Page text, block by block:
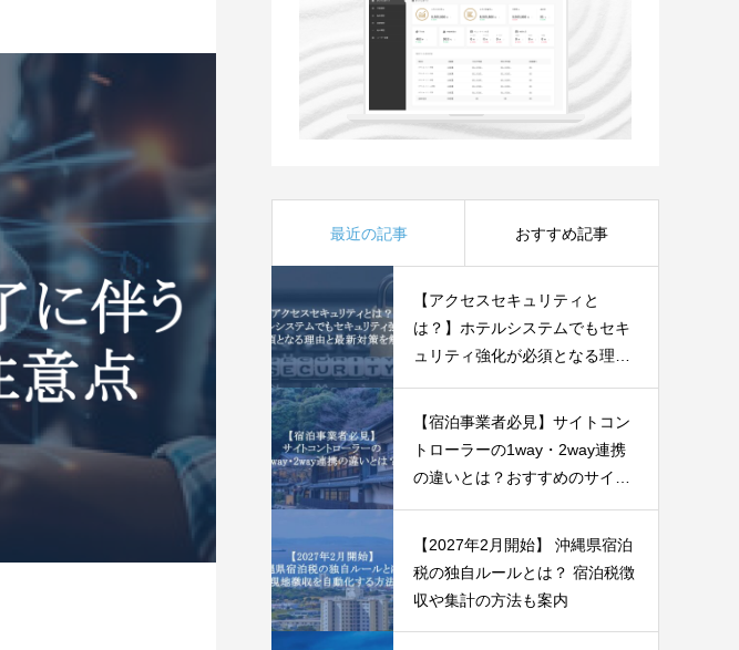
最近の記事 おすすめ記事
【アクセスセキュリティと
は？】ホテルシステムでもセキ
ュリティ強化が必須となる理由
【宿泊事業者必見】サイトコン
トローラーの1way・2way連携
の違いとは？おすすめのサイト
【2027年2月開始】 沖縄県宿泊
税の独自ルールとは？ 宿泊税徴
収や集計の方法も案内